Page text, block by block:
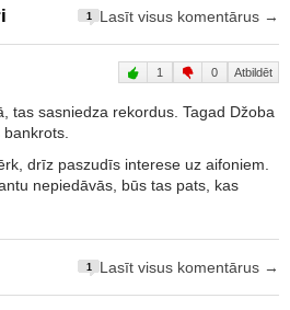
1 Lasīt visus komentārus →
1 0 Atbildēt
tas sasniedza rekordus. Tagad Džoba
bankrots.
drīz paszudīs interese uz aifoniem.
nepiedāvās, būs tas pats, kas
1 Lasīt visus komentārus →